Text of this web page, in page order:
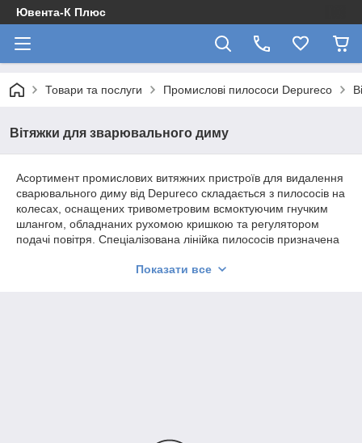
Ювента-К Плюс
Товари та послуги Промислові пилососи Depureco
Вітяжки для зварювального диму
Асортимент промислових витяжних пристроїв для видалення
сварювального диму від Depureco складається з пилососів на
колесах, оснащених тривометровим всмоктуючим гнучким
шлангом, обладнаних рухомою кришкою та регулятором
подачі повітря. Спеціалізована лінійка пилососів призначена
факела. За допомогою сварювального факела-пилососа дим
Показати все